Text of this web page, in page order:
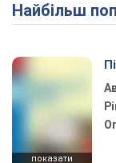
Найбільш
показати